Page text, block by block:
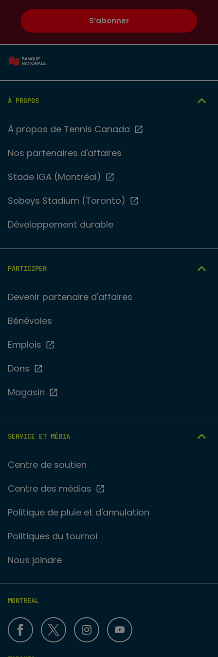
À PROPOS
À propos de Tennis Canada
Nos partenaires d'affaires
Stade IGA (Montréal)
Sobeys Stadium (Toronto)
Développement durable
PARTICIPER
Devenir partenaire d'affaires
Bénévoles
Emplois
Dons
Magasin
SERVICE ET MÉDIA
Centre de soutien
Centre des médias
Politique de pluie et d'annulation
Politiques du tournoi
Nous joindre
MONTREAL
S’abonner